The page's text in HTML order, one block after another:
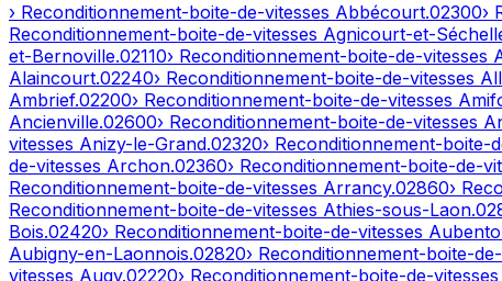
› Reconditionnement-boite-de-vitesses Abbécourt.02300›
Reconditionnement-boite-de-vitesses Agnicourt-et-
et-Bernoville.02110› Reconditionnement-boite-de-vitesses
Alaincourt.02240› Reconditionnement-boite-de-vitesses
Ambrief.02200› Reconditionnement-boite-de-vitesses
Ancienville.02600› Reconditionnement-boite-de-vitesses
vitesses Anizy-le-Grand.02320› Reconditionnement-boite-
de-vitesses Archon.02360› Reconditionnement-boite-de-
Reconditionnement-boite-de-vitesses Arrancy.02860›
Reconditionnement-boite-de-vitesses Athies-sous-Laon.
Bois.02420› Reconditionnement-boite-de-vitesses
Aubigny-en-Laonnois.02820› Reconditionnement-boite-
vitesses Augy.02220› Reconditionnement-boite-de-vitesses